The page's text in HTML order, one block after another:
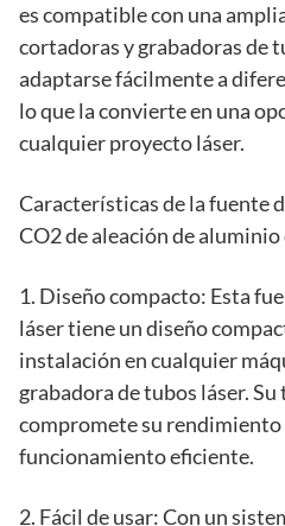
es compatible con una
cortadoras y grabadoras de
adaptarse fácilmente a
lo que la convierte en una
cualquier proyecto láser.
Características de la fuente
CO2 de aleación de aluminio
1. Diseño compacto: Esta
láser tiene un diseño
instalación en cualquier
grabadora de tubos láser.
compromete su rendimiento
funcionamiento eficiente.
2. Fácil de usar: Con un